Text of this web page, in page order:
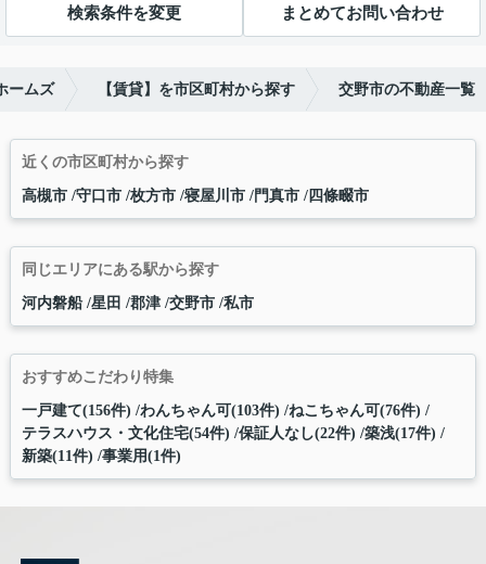
検索条件を変更 まとめてお問い合わせ
ームズ 【賃貸】を市区町村から探す 交野市の不動産一覧
近くの市区町村から探す
高槻市 守口市 枚方市 寝屋川市 門真市 四條畷市
同じエリアにある駅から探す
河内磐船 星田 郡津 交野市 私市
おすすめこだわり特集
一戸建て(156件) わんちゃん可(103件) ねこちゃん可(76件)
テラスハウス・文化住宅(54件) 保証人なし(22件) 築浅(17件)
新築(11件) 事業用(1件)